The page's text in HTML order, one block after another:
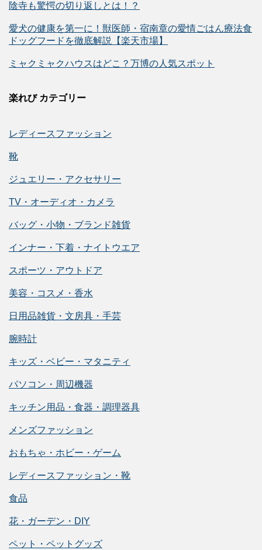
陰寺も驚愕の切り返しとは！？
愛犬の健康を第一に！獣医師・宿南章の愛情ごはん療法食
ドッグフードを徹底解説【楽天市場】
ミャクミャクハウスはどこ？万博の人気スポット
楽れび カテゴリー
レディースファッション
靴
ジュエリー・アクセサリー
TV・オーディオ・カメラ
バッグ・小物・ブランド雑貨
インナー・下着・ナイトウエア
スポーツ・アウトドア
美容・コスメ・香水
日用品雑貨・文房具・手芸
腕時計
キッズ・ベビー・マタニティ
パソコン・周辺機器
キッチン用品・食器・調理器具
メンズファッション
おもちゃ・ホビー・ゲーム
レディースファッション・靴
食品
花・ガーデン・DIY
ペット・ペットグッズ